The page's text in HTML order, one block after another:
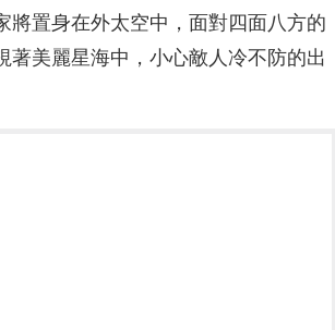
將置身在外太空中，面對四面八方的
著美麗星海中，小心敵人冷不防的出